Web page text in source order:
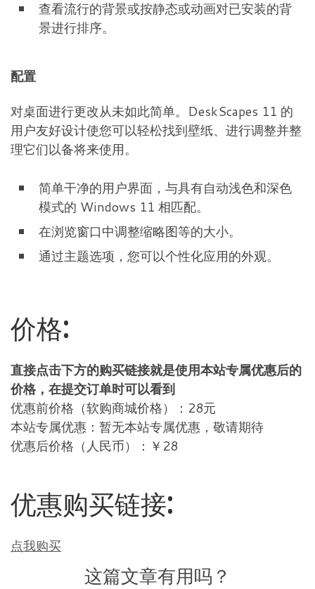
查看流行的背景或按静态或动画对已安装的背
景进行排序。
配置
对桌面进行更改从未如此简单。DeskScapes 11 的
用户友好设计使您可以轻松找到壁纸、进行调整并整
理它们以备将来使用。
简单干净的用户界面，与具有自动浅色和深色
模式的 Windows 11 相匹配。
在浏览窗口中调整缩略图等的大小。
通过主题选项，您可以个性化应用的外观。
价格:
直接点击下方的购买链接就是使用本站专属优惠后的
价格，在提交订单时可以看到
优惠前价格（软购商城价格）：28元
本站专属优惠：暂无本站专属优惠，敬请期待
优惠后价格（人民币）：￥28
优惠购买链接:
点我购买
这篇文章有用吗？